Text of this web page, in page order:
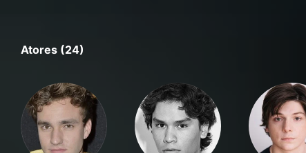
Atores (24)